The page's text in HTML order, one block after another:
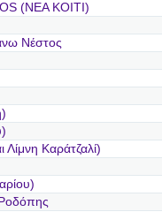
(NEA KOITI)
Νέστος
Λίμνη Καράτζαλί)